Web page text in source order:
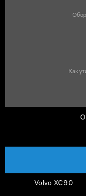
Как
Volvo XC90